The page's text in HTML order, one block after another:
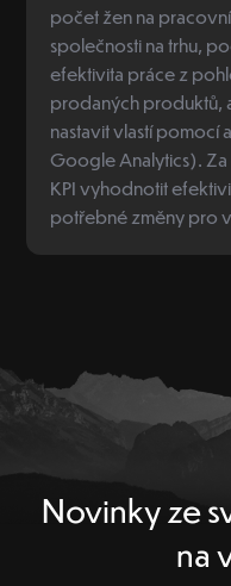
počet žen na
společnosti na trhu,
efektivita práce z
prodaných produktů,
nastavit vlastí pomocí
Google Analytics).
KPI vyhodnotit
potřebné změny pro
Novinky ze
na